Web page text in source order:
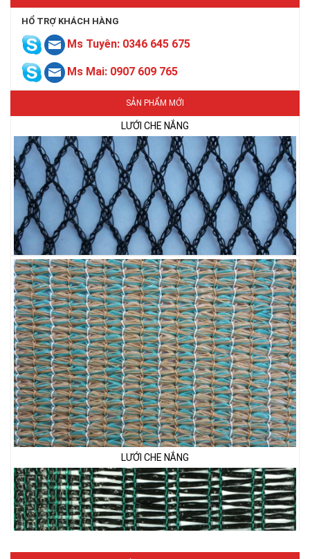
HỔ TRỢ KHÁCH HÀNG
Ms Tuyên: 0346 645 675
Ms Mai: 0907 609 765
SẢN PHẨM MỚI
LƯỚI CHẮN CHIM
LƯỚI PHƠI NÔNG SẢN
LƯỚI CHE NẮNG